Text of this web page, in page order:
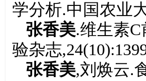
学分析.中国农业
张香美.维生素
验杂志
张香美,刘焕云.